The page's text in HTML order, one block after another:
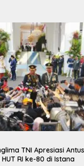
TNI Apresiasi
RI ke-80 di Istana